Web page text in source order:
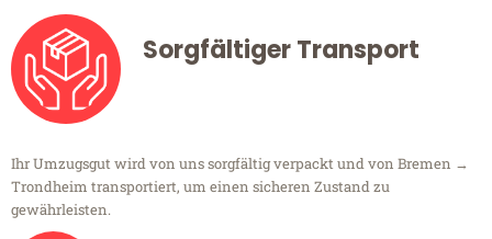
Sorgfältiger Transport
Ihr Umzugsgut wird von uns sorgfältig verpackt und von Bremen →
Trondheim transportiert, um einen sicheren Zustand zu
gewährleisten.